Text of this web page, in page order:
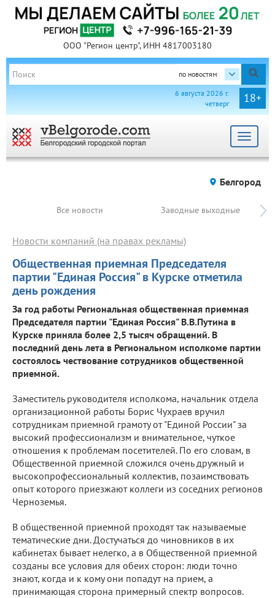
ООО "Регион центр", ИНН 4817003180
по новостям
18+
6 августа 2026 г.
четверг
Toggle
Белгород
Все новости Заводные выходные
Общественная приемная Председателя
партии "Единая Россия" в Курске отметила
день рождения
Новости компаний (на правах рекламы)
За год работы Региональная общественная приемная
Председателя партии "Единая Россия" В.В.Путина в
Курске приняла более 2,5 тысяч обращений. В
последний день лета в Региональном исполкоме партии
состоялось чествование сотрудников общественной
приемной.
Заместитель руководителя исполкома, начальник отдела
организационной работы Борис Чухраев вручил
сотрудникам приемной грамоту от "Единой России" за
высокий профессионализм и внимательное, чуткое
отношения к проблемам посетителей. По его словам, в
Общественной приемной сложился очень дружный и
высокопрофессиональный коллектив, позаимствовать
опыт которого приезжают коллеги из соседних регионов
Черноземья.
В общественной приемной проходят так называемые
тематические дни. Достучаться до чиновников в их
кабинетах бывает нелегко, а в Общественной приемной
созданы все условия для обеих сторон: люди точно
знают, когда и к кому они попадут на прием, а
принимающая сторона примерный спектр вопросов.